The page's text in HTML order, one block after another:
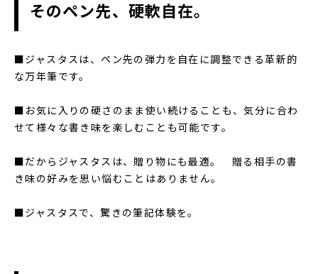
そのペン先、硬軟自在。
■ジャスタスは、ペン先の弾力を自在に調整できる革新的
な万年筆です。
■お気に入りの硬さのまま使い続けることも、気分に合わ
せて様々な書き味を楽しむことも可能です。
■だからジャスタスは、贈り物にも最適。 贈る相手の書
き味の好みを思い悩むことはありません。
■ジャスタスで、驚きの筆記体験を。